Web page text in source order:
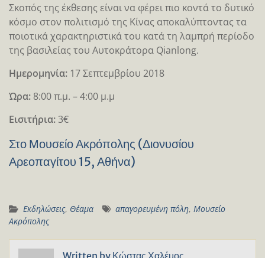
Σκοπός της έκθεσης είναι να φέρει πιο κοντά το δυτικό
κόσμο στον πολιτισμό της Κίνας αποκαλύπτοντας τα
ποιοτικά χαρακτηριστικά του κατά τη λαμπρή περίοδο
της βασιλείας του Αυτοκράτορα Qianlong.
Ημερομηνία: 17 Σεπτεμβρίου 2018
Ώρα: 8:00 π.μ. – 4:00 μ.μ
Eισιτήρια:3€
Στο Μουσείο Ακρόπολης (Διονυσίου
Αρεοπαγίτου 15, Αθήνα)
Εκδηλώσεις, Θέαμα απαγορευμένη πόλη, Μουσείο
Ακρόπολης
Written by Κώστας Χαλέμος